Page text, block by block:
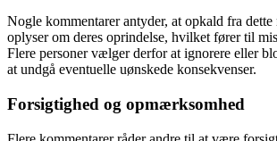
Nogle kommentarer antyder, at opkald fra
oplyser om deres oprindelse, hvilket fører til
Flere personer vælger derfor at ignorere eller
at undgå eventuelle uønskede konsekvenser.
Forsigtighed og opmærksomhed